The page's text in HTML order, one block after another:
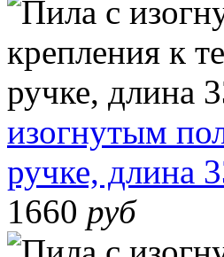
изогнутым
ручке, длина
1660 руб